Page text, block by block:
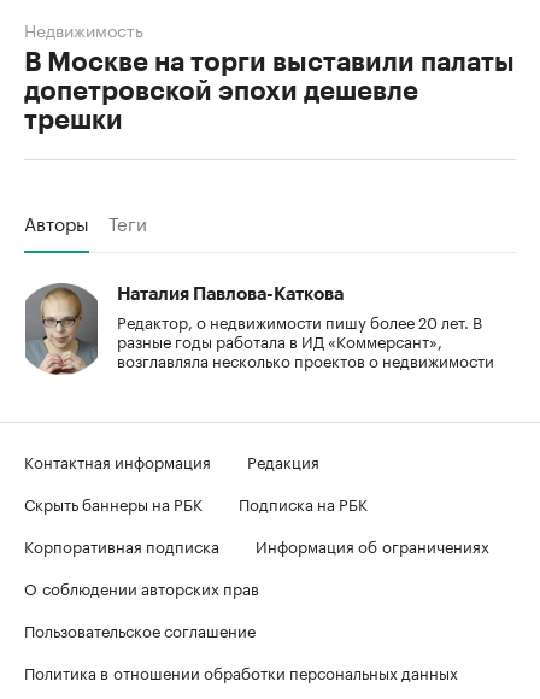
В Москве на торги выставили палаты
допетровской эпохи дешевле
трешки
Недвижимость
Авторы Теги
Наталия Павлова-Каткова
Редактор, о недвижимости пишу более 20 лет. В
разные годы работала в ИД «Коммерсант»,
возглавляла несколько проектов о недвижимости
Контактная информация
Редакция
Скрыть баннеры на РБК
Подписка на РБК
Корпоративная подписка
Информация об ограничениях
О соблюдении авторских прав
Пользовательское соглашение
Политика в отношении обработки персональных данных